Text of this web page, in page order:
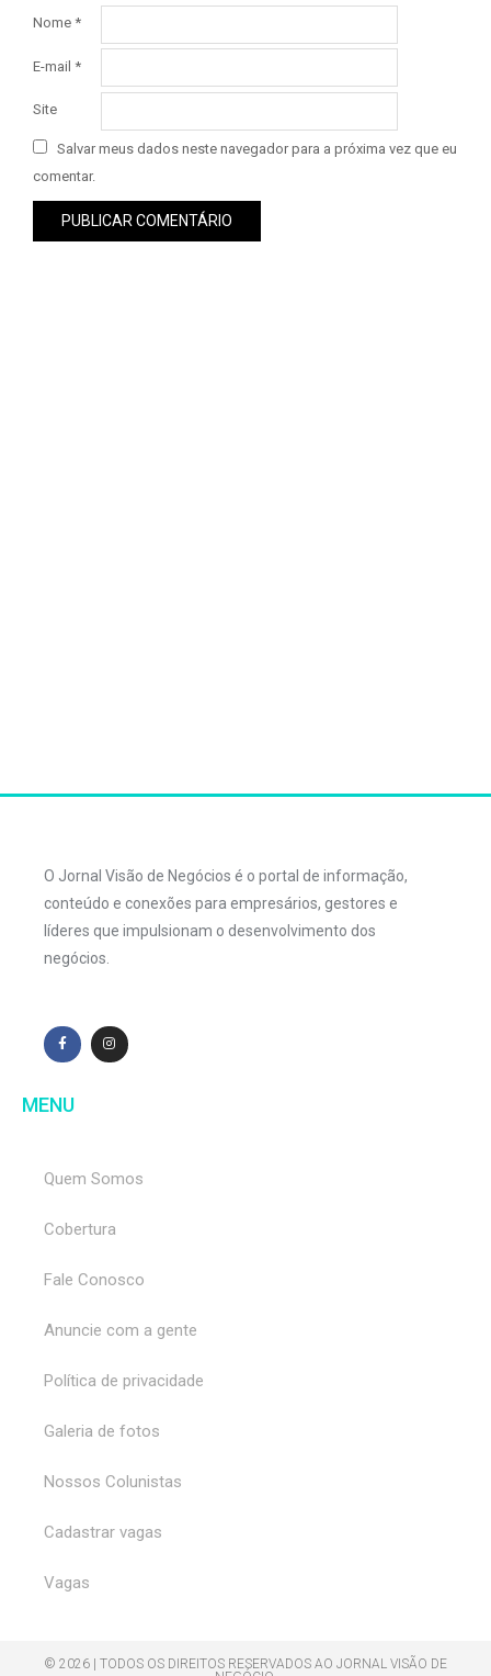
Nome *
E-mail *
Site
Salvar meus dados neste navegador para a próxima vez que eu
comentar.
O Jornal Visão de Negócios é o portal de informação,
conteúdo e conexões para empresários, gestores e
líderes que impulsionam o desenvolvimento dos
negócios.
MENU
Quem Somos
Cobertura
Fale Conosco
Anuncie com a gente
Política de privacidade
Galeria de fotos
Nossos Colunistas
Cadastrar vagas
Vagas
© 2026 | TODOS OS DIREITOS RESERVADOS AO JORNAL VISÃO DE